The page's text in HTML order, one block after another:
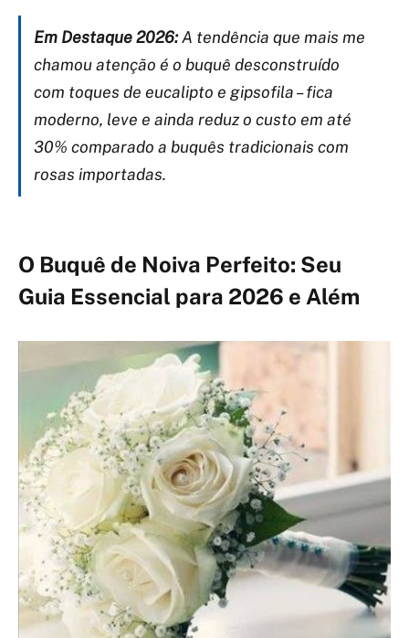
Em Destaque 2026:A tendência que mais me
chamou atenção é o buquê desconstruído
com toques de eucalipto e gipsofila – fica
moderno, leve e ainda reduz o custo em até
30% comparado a buquês tradicionais com
rosas importadas.
O Buquê de Noiva Perfeito: Seu
Guia Essencial para 2026 e Além